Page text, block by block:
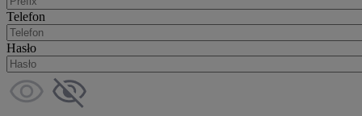
Telefon
Hasło